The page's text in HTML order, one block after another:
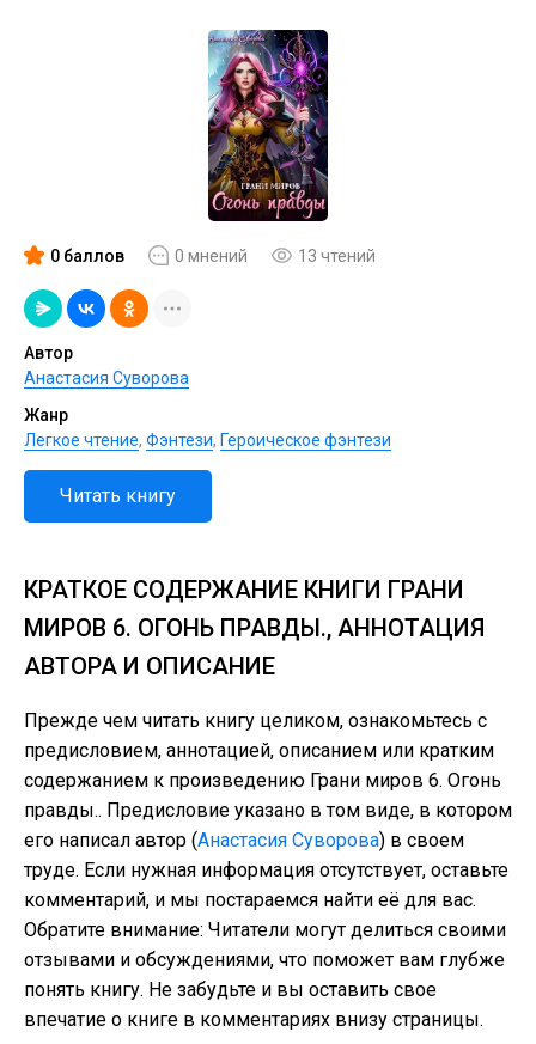
0 баллов 0 мнений 13 чтений
Автор
Анастасия Суворова
Жанр
Легкое чтение, Фэнтези, Героическое фэнтези
Читать книгу
КРАТКОЕ СОДЕРЖАНИЕ КНИГИ ГРАНИ
МИРОВ 6. ОГОНЬ ПРАВДЫ., АННОТАЦИЯ
АВТОРА И ОПИСАНИЕ
Прежде чем читать книгу целиком, ознакомьтесь с
предисловием, аннотацией, описанием или кратким
содержанием к произведению Грани миров 6. Огонь
правды.. Предисловие указано в том виде, в котором
его написал автор (Анастасия Суворова) в своем
труде. Если нужная информация отсутствует, оставьте
комментарий, и мы постараемся найти её для вас.
Обратите внимание: Читатели могут делиться своими
отзывами и обсуждениями, что поможет вам глубже
понять книгу. Не забудьте и вы оставить свое
впечатие о книге в комментариях внизу страницы.